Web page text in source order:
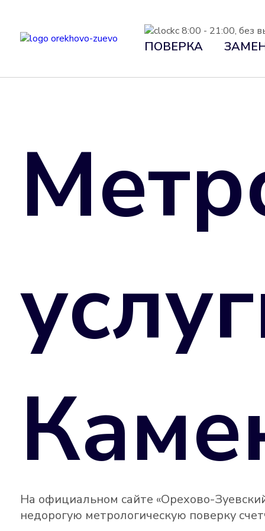
с 8:00 - 21:00, без
ПОВЕРКА
На официальном сайте «Орехово-
недорогую метрологическую поверку